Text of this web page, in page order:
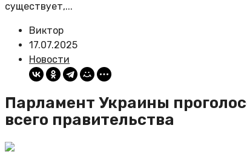
существует,...
Виктор
17.07.2025
Новости
Парламент Украины
всего правительства